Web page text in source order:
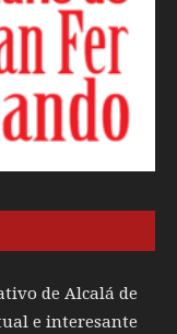
de Alcalá de
e interesante